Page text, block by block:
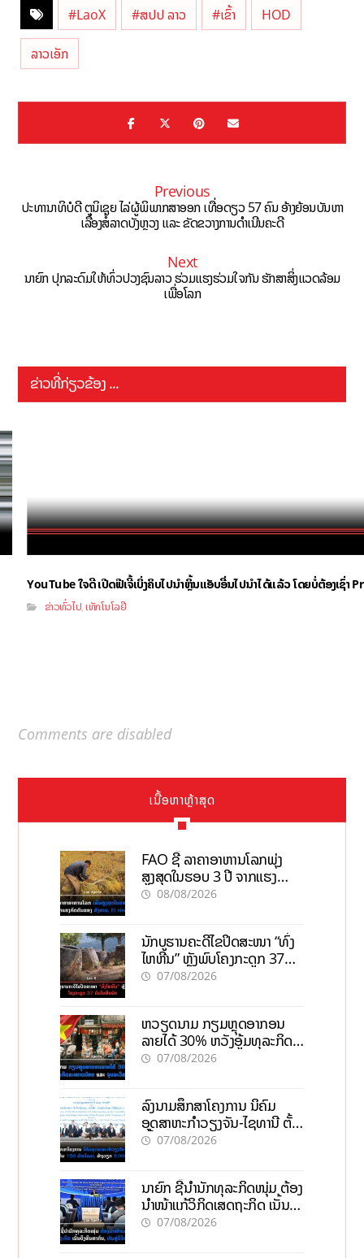
#LaoX #ສປປ ລາວ #ເຂົ້າ HOD
ລາວເອັກ
Previous
ປະທານາທິບໍດີ ຕູນິເຊຍ ໄລ່ຜູ້ພິພາກສາອອກ ເທື່ອດຽວ 57 ຄົນ ອ້າງຍ້ອນບັນຫາ
ເລື່ອງສໍ້ລາດບັງຫຼວງ ແລະ ຂັດຂວາງການດຳເນີນຄະດີ
Next
ນາຍົກ ປຸກລະດົມໃຫ້ທົ່ວປວງຊົນລາວ ຮ່ວມແຮງຮ່ວມໃຈກັນ ຮັກສາສິ່ງແວດລ້ອມ
ເພື່ອໂລກ
ຂ່າວທີ່ກ່ຽວຂ້ອງ ...
YouTube ໃຈດີ ເປີດຟີເຈີ້ເບິ່ງຄິບໄປນຳຫຼິ້ນແອັບອື່ນໄປນຳໄດ້ແລ້ວ ໂດຍບໍ່ຕ້ອງເຊົ່າ
ຂ່າວທົ່ວໄປ ,ເທັກໂນໂລຢີ
Comments are disabled
ເນື້ອຫາຫຼ້າສຸດ
FAO ຊີ້ ລາຄາອາຫານໂລກພຸ່ງ
ສູງສຸດໃນຮອບ 3 ປີ ຈາກແຮງ
ກົດດັນຂອງສົງຄາມ, El nino
08/08/2026
ນັກບູຮານຄະດີໄຂປິດສະໜາ “ທົ່ງ
ໄຫຫີນ” ຫຼັງພົບໂຄງກະດູກ 37
ຄົນໃນຫີນຍັກ
07/08/2026
ຫວຽດນາມ ກຽມຫຼຸດອາກອນ
ລາຍໄດ້ 30% ຫວັງອູ້ມທຸລະກິດ
ຂະໜາດນ້ອຍ ແລະ ຈຸນລະ
07/08/2026
ລົງນາມສຶກສາໂຄງການ ນິຄົມ
ອຸດສາຫະກຳວຽງຈັນ-ໄຊທານີ ຕັ້ງ
ເປົ້າດຶງທຶນ 150 ລ້ານໂດລາ, ສ້າງ
07/08/2026
ນາຍົກ ຊີ້ນຳນັກທຸລະກິດໜຸ່ມ ຕ້ອງ
ນຳໜ້າແກ້ວິກິດເສດຖະກິດ ເນັ້ນດຶງ
ທຶນສາກົນ, ຫັນສູ່ດິຈິຕອນ
07/08/2026